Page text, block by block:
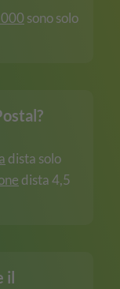
sono solo
dista solo
dista 4,5
il